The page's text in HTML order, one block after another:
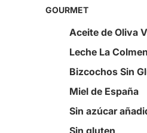
GOURMET
Aceite de Oliva
Leche La
Bizcochos Sin
Miel de España
Sin azúcar
Sin gluten